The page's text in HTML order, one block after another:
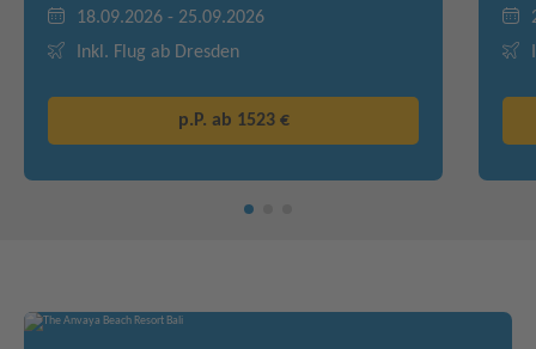
18.09.2026 - 25.09.2026
Inkl. Flug ab Dresden
p.P. ab 1523 €